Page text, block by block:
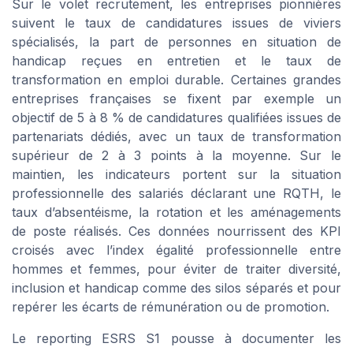
Sur le volet recrutement, les entreprises pionnières
suivent le taux de candidatures issues de viviers
spécialisés, la part de personnes en situation de
handicap reçues en entretien et le taux de
transformation en emploi durable. Certaines grandes
entreprises françaises se fixent par exemple un
objectif de 5 à 8 % de candidatures qualifiées issues de
partenariats dédiés, avec un taux de transformation
supérieur de 2 à 3 points à la moyenne. Sur le
maintien, les indicateurs portent sur la situation
professionnelle des salariés déclarant une RQTH, le
taux d’absentéisme, la rotation et les aménagements
de poste réalisés. Ces données nourrissent des KPI
croisés avec l’index égalité professionnelle entre
hommes et femmes, pour éviter de traiter diversité,
inclusion et handicap comme des silos séparés et pour
repérer les écarts de rémunération ou de promotion.
Le reporting ESRS S1 pousse à documenter les